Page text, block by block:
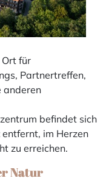
für
Partnertreffen,
anderen
befindet sich
entfernt, im Herzen
zu erreichen.
Natur